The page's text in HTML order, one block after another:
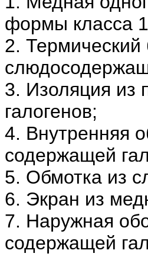
формы класса
2.
3. Изоляция из
галогенов;
4. Внутренняя
содержащей
5. Обмотка из
6. Экран из
7. Наружная
содержащей